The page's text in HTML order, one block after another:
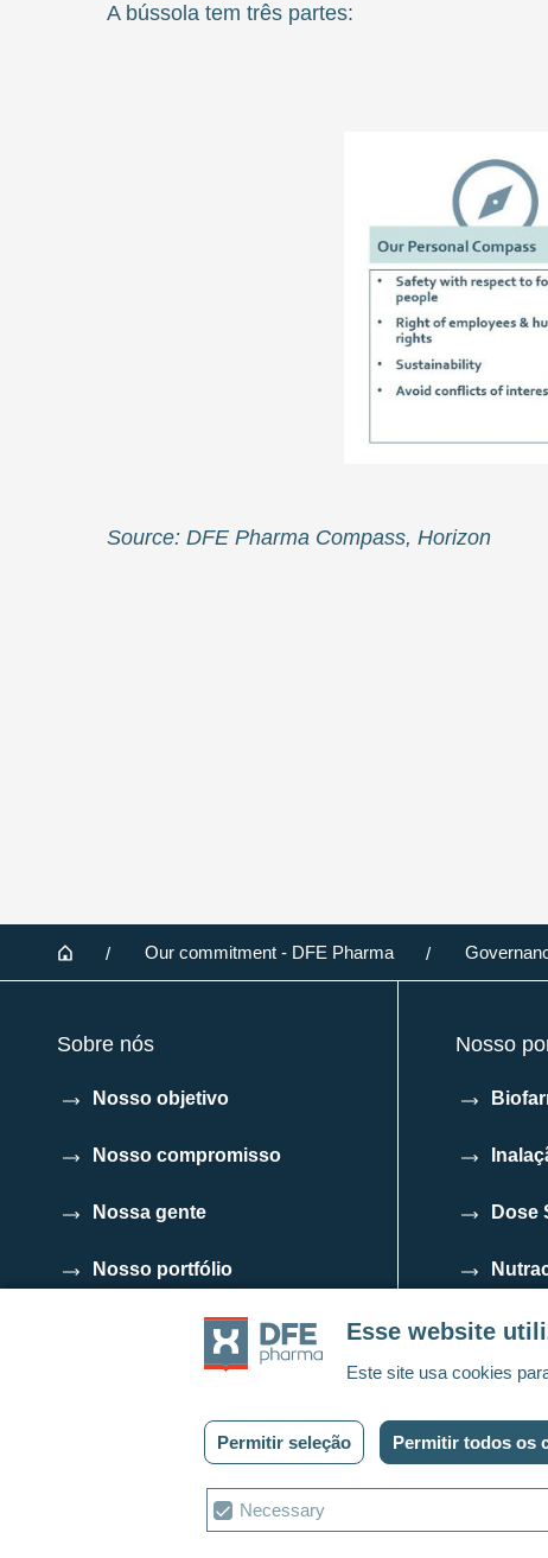
Esse website
Este site usa cookies
Permitir seleção Permitir todos os
Escolha
de
Necessary
A bússola tem três partes:
Source: DFE Pharma Compass, Horizon
Footer
Home Our commitment - DFE Pharma
Sobre nós
Nosso objetivo
Nosso compromisso
Nossa gente
Nosso portfólio
Código de conduta para
parceiros comerciais
Nosso
Dose
Política de privacidade